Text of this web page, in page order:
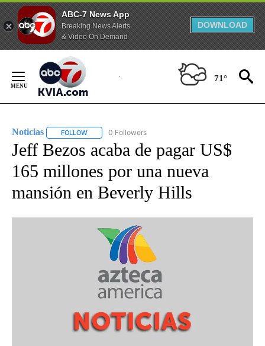
ABC-7 News App
Breaking News Alerts
& Video On Demand
DOWNLOAD
Content
71°
Noticias FOLLOW FOLLOW "NOTICIAS" TO RECEIVE NOTIFICATIONS
0 Followers
Jeff Bezos acaba de pagar US$
165 millones por una nueva
mansión en Beverly Hills